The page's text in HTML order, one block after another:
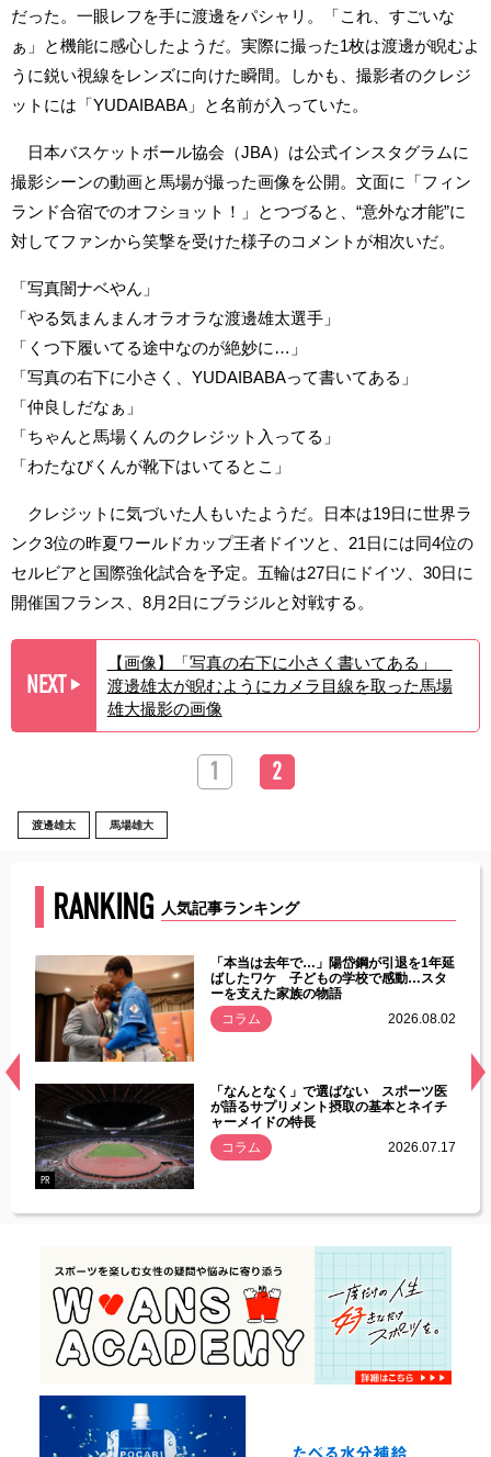
だった。一眼レフを手に渡邊をパシャリ。「これ、すごいな
ぁ」と機能に感心したようだ。実際に撮った1枚は渡邊が睨むよ
うに鋭い視線をレンズに向けた瞬間。しかも、撮影者のクレジ
ットには「YUDAIBABA」と名前が入っていた。
日本バスケットボール協会（JBA）は公式インスタグラムに
撮影シーンの動画と馬場が撮った画像を公開。文面に「フィン
ランド合宿でのオフショット！」とつづると、“意外な才能”に
対してファンから笑撃を受けた様子のコメントが相次いだ。
「写真闇ナベやん」
「やる気まんまんオラオラな渡邊雄太選手」
「くつ下履いてる途中なのが絶妙に…」
「写真の右下に小さく、YUDAIBABAって書いてある」
「仲良しだなぁ」
「ちゃんと馬場くんのクレジット入ってる」
「わたなびくんが靴下はいてるとこ」
クレジットに気づいた人もいたようだ。日本は19日に世界ラ
ンク3位の昨夏ワールドカップ王者ドイツと、21日には同4位の
セルビアと国際強化試合を予定。五輪は27日にドイツ、30日に
開催国フランス、8月2日にブラジルと対戦する。
NEXT ▶︎
【画像】「写真の右下に小さく書いてある」
渡邊雄太が睨むようにカメラ目線を取った馬場
雄大撮影の画像
1 2
渡邊雄太 馬場雄大
RANKING 人気記事ランキング
常
「本当は去年で…」陽岱鋼が引退を1年延
ばしたワケ 子どもの学校で感動…スタ
ーを支えた家族の物語
コラム
2026.08.02
PR
「なんとなく」で選ばない スポーツ医
が語るサプリメント摂取の基本とネイチ
ャーメイドの特長
コラム
2026.07.17